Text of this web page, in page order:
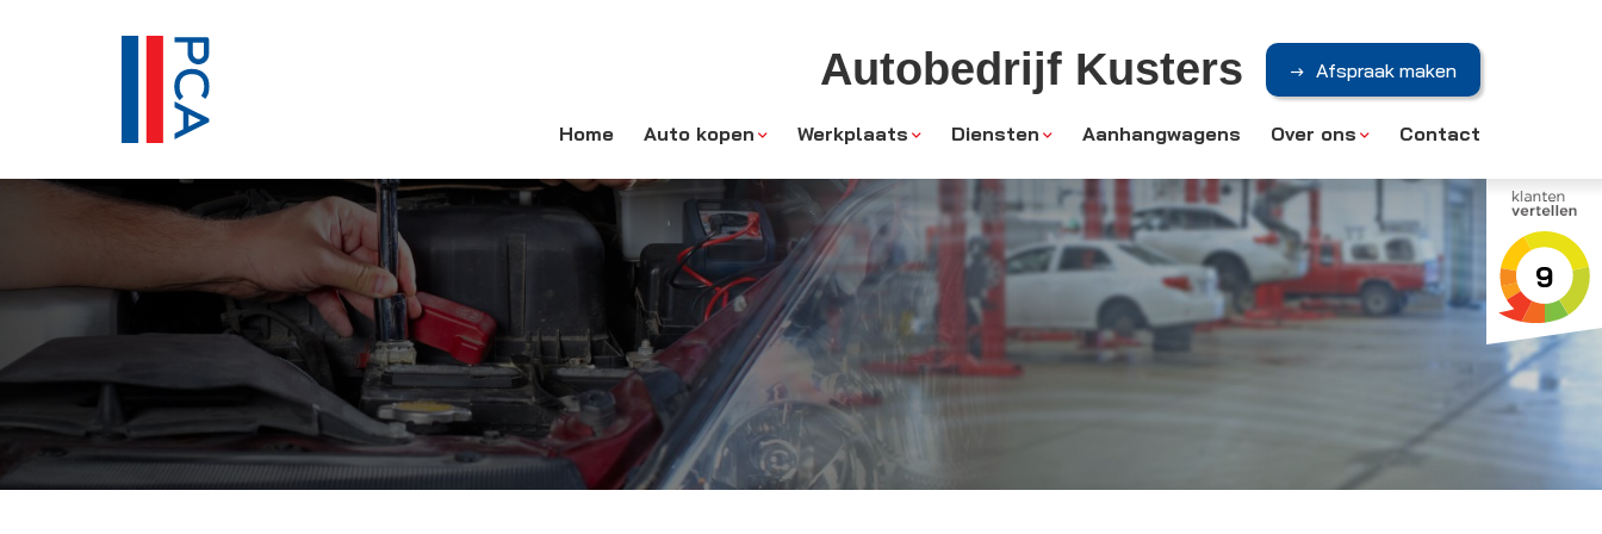
Autobedrijf Kusters Afspraak maken
Home Auto kopen Werkplaats Diensten Aanhangwagens Over ons Contact
9